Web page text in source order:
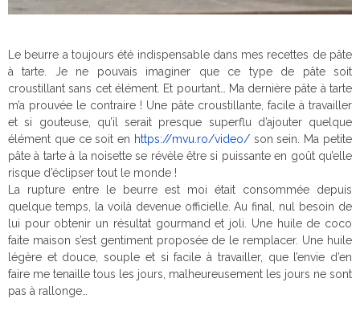
Le beurre a toujours été indispensable dans mes recettes de pâte
à tarte. Je ne pouvais imaginer que ce type de pâte soit
croustillant sans cet élément. Et pourtant… Ma dernière pâte à tarte
m’a prouvée le contraire ! Une pâte croustillante, facile à travailler
et si gouteuse, qu’il serait presque superflu d’ajouter quelque
élément que ce soit en https://mvu.ro/video/son sein. Ma petite
pâte à tarte à la noisette se révèle être si puissante en goût qu’elle
risque d’éclipser tout le monde !
La rupture entre le beurre est moi était consommée depuis
quelque temps, la voilà devenue officielle. Au final, nul besoin de
lui pour obtenir un résultat gourmand et joli. Une huile de coco
faite maison s’est gentiment proposée de le remplacer. Une huile
légère et douce, souple et si facile à travailler, que l’envie d’en
faire me tenaille tous les jours, malheureusement les jours ne sont
pas à rallonge…